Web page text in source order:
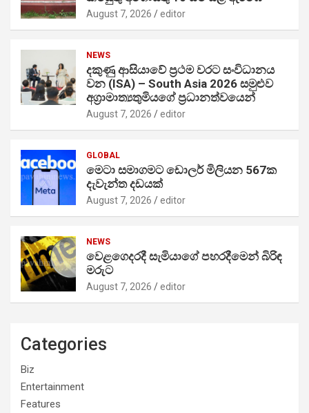
August 7, 2026 editor
NEWS
දකුණු ආසියාවේ ප්‍රථම වරට සංවිධානය
වන (ISA) – South Asia 2026 සමුළුව
අග්‍රාමාත්‍යතුමියගේ ප්‍රධානත්වයෙන්
August 7, 2026 editor
GLOBAL
මෙටා සමාගමට ඩොලර් මිලියන 567ක
දැවැන්ත දඩයක්
August 7, 2026 editor
NEWS
වෙළගෙදරදී සැමියාගේ පහරදීමෙන් බිරිඳ
මරුට
August 7, 2026 editor
Categories
Biz
Entertainment
Features